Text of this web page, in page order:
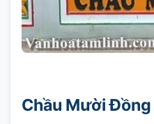
Chầu Mười Đồng